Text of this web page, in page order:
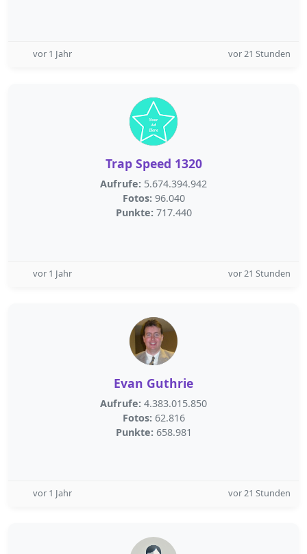
vor 1 Jahr vor 21 Stunden
Trap Speed 1320
Aufrufe: 5.674.394.942
Fotos: 96.040
Punkte: 717.440
vor 1 Jahr vor 21 Stunden
Evan Guthrie
Aufrufe: 4.383.015.850
Fotos: 62.816
Punkte: 658.981
vor 1 Jahr vor 21 Stunden